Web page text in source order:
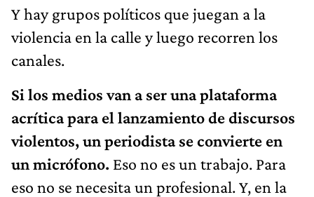
Y hay grupos políticos que juegan a la
violencia en la calle y luego recorren los
canales.
Si los medios van a ser una plataforma
acrítica para el lanzamiento de discursos
violentos, un periodista se convierte en
un micrófono. Eso no es un trabajo. Para
eso no se necesita un profesional. Y, en la